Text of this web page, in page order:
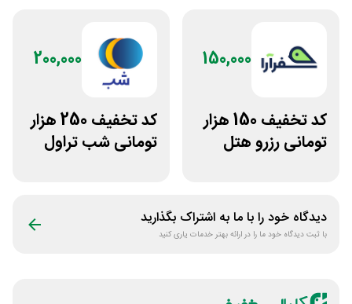
150,000
کد تخفیف 150 هزار
تومانی رزرو هتل
200,000
کد تخفیف 250 هزار
تومانی شب تراول
دیدگاه خود را با ما به اشتراک بگذارید
با ثبت دیدگاه خود ما را در ارائه بهتر خدمات یاری کنید